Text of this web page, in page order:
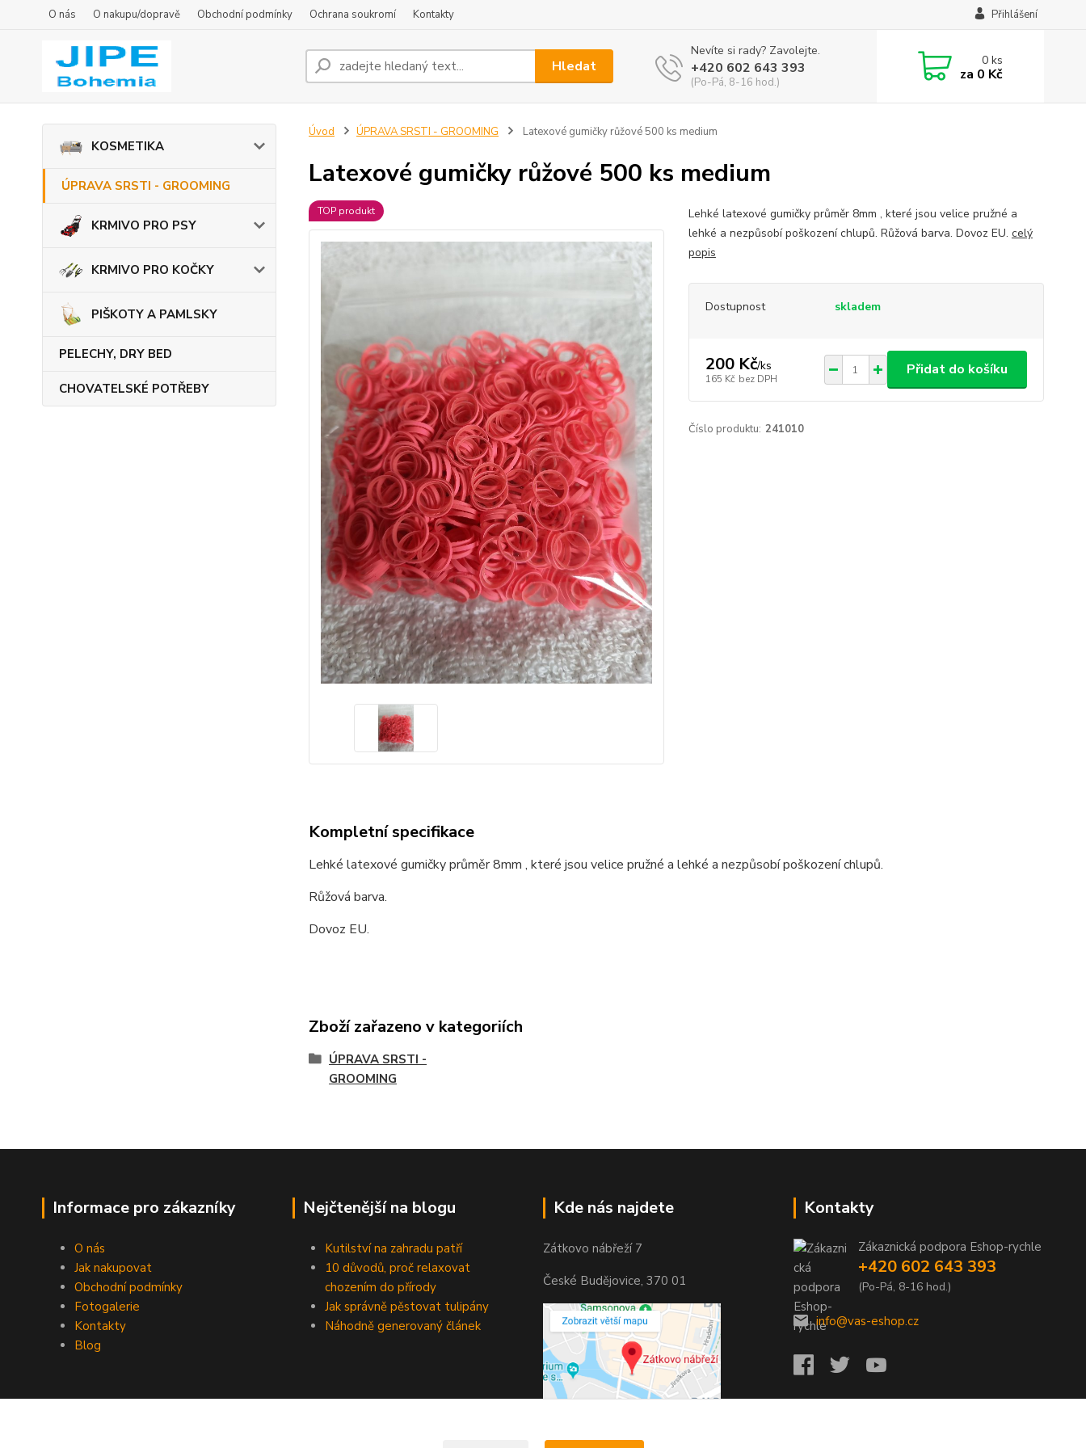
O nás O nakupu/dopravě Obchodní podmínky Ochrana soukromí Kontakty Přihlášení
Hledat
Nevíte si rady? Zavolejte.
+420 602 643 393
(Po-Pá, 8-16 hod.)
0ks
za 0 Kč
KOSMETIKA
ÚPRAVA SRSTI - GROOMING
KRMIVO PRO PSY
KRMIVO PRO KOČKY
PIŠKOTY A PAMLSKY
PELECHY, DRY BED
CHOVATELSKÉ POTŘEBY
Úvod ÚPRAVA SRSTI - GROOMING Latexové gumičky růžové 500 ks medium
Latexové gumičky růžové 500 ks medium
TOP produkt
Lehké latexové gumičky průměr 8mm , které jsou velice pružné a
lehké a nezpůsobí poškození chlupů. Růžová barva. Dovoz EU. celý
popis
Dostupnost skladem
200 Kč/ks
165 Kč bez DPH
Přidat do košíku
Číslo produktu: 241010
Kompletní specifikace
Lehké latexové gumičky průměr 8mm , které jsou velice pružné a lehké a nezpůsobí poškození chlupů.
Růžová barva.
Dovoz EU.
Zboží zařazeno v kategoriích
ÚPRAVA SRSTI -
GROOMING
Informace pro zákazníky
O nás
Jak nakupovat
Obchodní podmínky
Fotogalerie
Kontakty
Blog
Nejčtenější na blogu
Kutilství na zahradu patří
10 důvodů, proč relaxovat
chozením do přírody
Jak správně pěstovat tulipány
Náhodně generovaný článek
Kde nás najdete
Zátkovo nábřeží 7
České Budějovice, 370 01
Kontakty
Zákaznická podpora Eshop-rychle
+420 602 643 393
(Po-Pá, 8-16 hod.)
info@vas-eshop.cz